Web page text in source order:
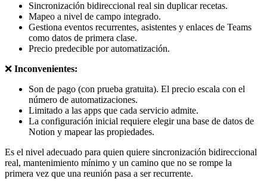
Sincronización bidireccional real sin duplicar recetas.
Mapeo a nivel de campo integrado.
Gestiona eventos recurrentes, asistentes y enlaces de Teams
como datos de primera clase.
Precio predecible por automatización.
❌ Inconvenientes:
Son de pago (con prueba gratuita). El precio escala con el
número de automatizaciones.
Limitado a las apps que cada servicio admite.
La configuración inicial requiere elegir una base de datos de
Notion y mapear las propiedades.
Es el nivel adecuado para quien quiere sincronización bidireccional
real, mantenimiento mínimo y un camino que no se rompe la
primera vez que una reunión pasa a ser recurrente.